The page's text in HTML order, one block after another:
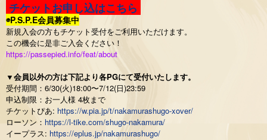
チケットお申し込はこちら
◉P.S.P.E会員募集中
新規入会の方もチケット受付をご利用いただけます。
この機会に是非ご入会ください！
https://passepied.info/feat/about
▼会員以外の方は下記より各PGにて受付いたします。
受付期間：6/30(火)18:00〜7/12(日)23:59
申込制限：お一人様 4枚まで
チケットぴあ: https://w.pia.jp/t/nakamurashugo-xover/
ローソン： https://l-tike.com/shugo-nakamura/
イープラス: https://eplus.jp/nakamurashugo/